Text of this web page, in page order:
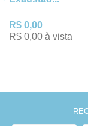
R$ 0,00
R$ 0,00 à vista